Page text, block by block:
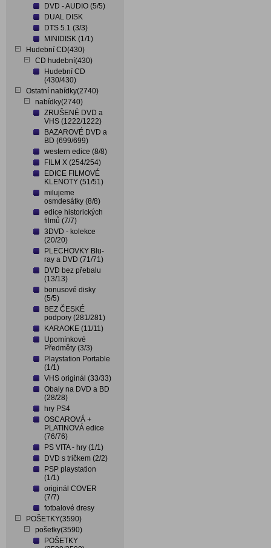
DVD - AUDIO (5/5)
DUAL DISK
DTS 5.1 (3/3)
MINIDISK (1/1)
Hudební CD(430)
CD hudební(430)
Hudební CD
(430/430)
Ostatní nabídky(2740)
nabídky(2740)
ZRUŠENÉ DVD a
VHS (1222/1222)
BAZAROVÉ DVD a
BD (699/699)
western edice (8/8)
FILM X (254/254)
EDICE FILMOVÉ
KLENOTY (51/51)
milujeme
osmdesátky (8/8)
edice historických
filmů (7/7)
3DVD - kolekce
(20/20)
PLECHOVKY Blu-
ray a DVD (71/71)
DVD bez přebalu
(13/13)
bonusové disky
(5/5)
BEZ ČESKÉ
podpory (281/281)
KARAOKE (11/11)
Upomínkové
Předměty (3/3)
Playstation Portable
(1/1)
VHS originál (33/33)
Obaly na DVD a BD
(28/28)
hry PS4
OSCAROVÁ +
PLATINOVÁ edice
(76/76)
PS VITA - hry (1/1)
DVD s tričkem (2/2)
PSP playstation
(1/1)
originál COVER
(7/7)
fotbalové dresy
POŠETKY(3590)
pošetky(3590)
POŠETKY